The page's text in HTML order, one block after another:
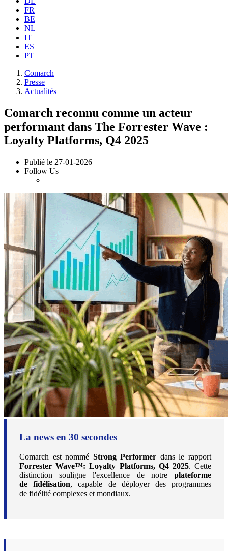
FR
BE
NL
IT
ES
PT
Comarch
Presse
Actualités
Comarch reconnu comme un acteur
performant dans The Forrester Wave :
Loyalty Platforms, Q4 2025
Publié le 27-01-2026
Follow Us
La news en 30 secondes
Comarch est nommé Strong Performer dans le rapport
Forrester Wave™: Loyalty Platforms, Q4 2025. Cette
distinction souligne l'excellence de notre plateforme
de fidélisation, capable de déployer des programmes
de fidélité complexes et mondiaux.